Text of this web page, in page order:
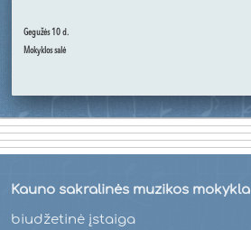
Gegužės 10 d.
Mokyklos salė
Kauno sakralinės muzikos mokykla
biudžetinė įstaiga